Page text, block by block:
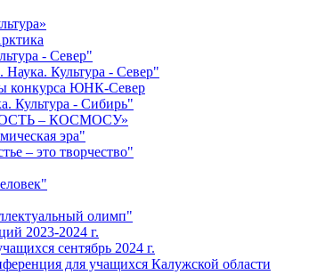
- Север"
Культура - Север"
конкурса ЮНК-Север
Культура - Сибирь"
– КОСМОСУ»
эра"
– это творчество"
олимп"
2023-2024 г.
сентябрь 2024 г.
для учащихся Калужской области